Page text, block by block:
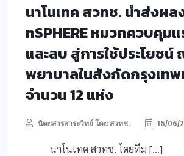
นาโนเทค สวทช. นำส่งผล
nSPHERE หมวกควบคุม
และลบ สู่การใช้ประโยชน์
พยาบาลในสังกัดกรุงเท
จำนวน 12 แห่ง
นิตยสารสาระวิทย์ โดย สวทช. 16/06/
นาโนเทค สวทช. โดยทีม […]